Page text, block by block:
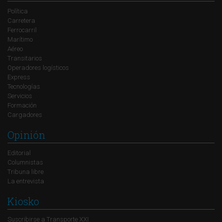
Política
Carretera
Ferrocarril
Marítimo
Aéreo
Transitarios
Operadores logísticos
Express
Tecnologías
Servicios
Formación
Cargadores
Opinión
Editorial
Columnistas
Tribuna libre
La entrevista
Kiosko
Suscribirse a Transporte XXI